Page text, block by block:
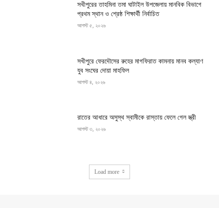
সখীপুরের তাহমিনা তমা ঘাটাইল উপজেলায় মানবিক বিভাগে
প্রথম স্থান ও শ্রেষ্ঠ শিক্ষার্থী নির্বাচিত
আগস্ট ৫, ২০২৬
সখীপুরে ফেরদৌসের রুহের মাগফিরাত কামনায় মানব কল্যাণ
যুব সংঘের দোয়া মাহফিল
আগস্ট ৪, ২০২৬
রাতের আধারে অসুস্থ স্বামীকে রাস্তায় ফেলে গেল স্ত্রী
আগস্ট ৩, ২০২৬
Load more